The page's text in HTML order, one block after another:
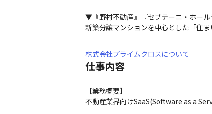
▼『野村不動産』『セプテーニ・ホー
新築分譲マンションを中心とした「住
株式会社プライムクロスについて
仕事内容
【業務概要】
不動産業界向けSaaS(Software as a